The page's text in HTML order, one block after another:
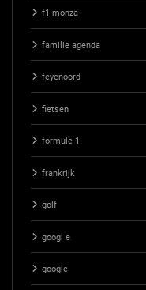
f1 monza
familie agenda
feyenoord
fietsen
formule 1
frankrijk
golf
googl e
google